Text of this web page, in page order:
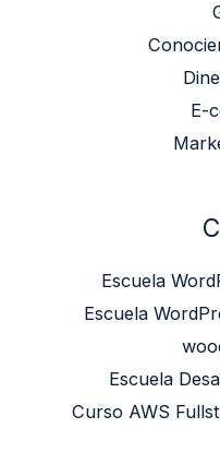
E-
Escuela
Escuela
Escuela
Curso AWS